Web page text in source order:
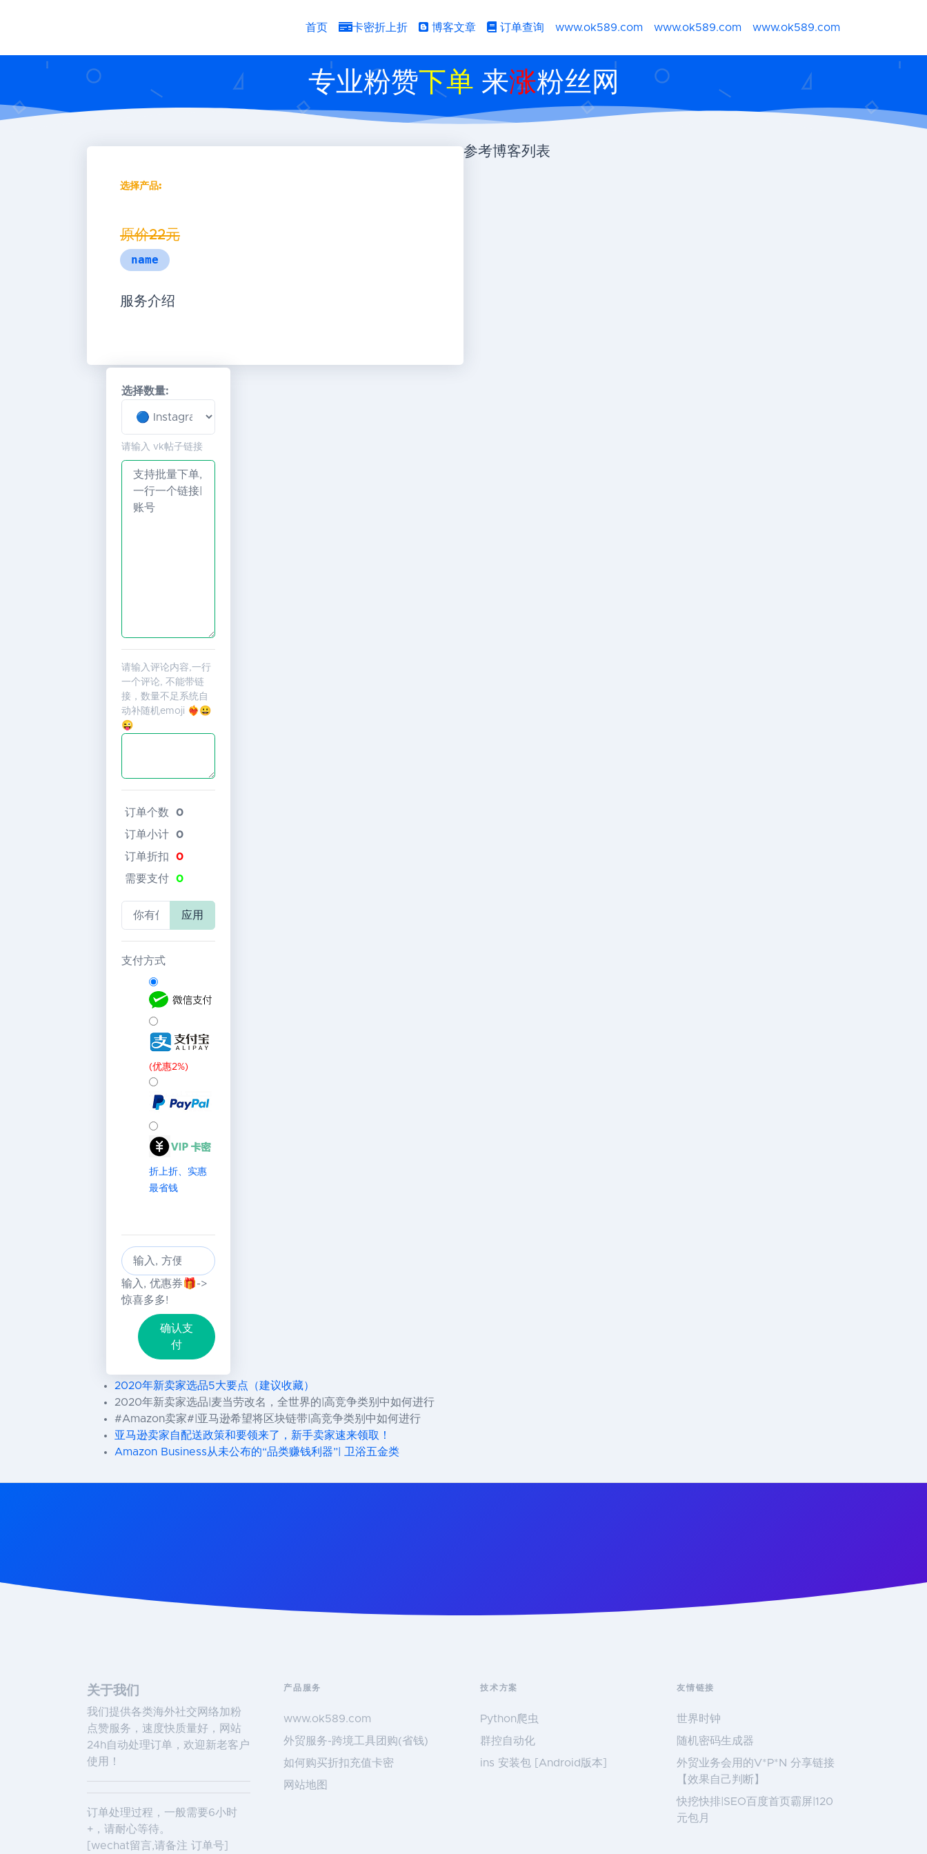
首页 卡密折上折 博客文章 订单查询 www.ok589.com www.ok589.com www.ok589.com
专业粉赞 下单 来涨粉丝网
选择产品:
原价22元
name
服务介绍
选择数量:
请输入 vk帖子链接
请输入评论内容,一行
一个评论, 不能带链
接，数量不足系统自
动补随机emoji ❤️‍🔥😀
😜
订单个数
0
订单小计
0
订单折扣
0
需要支付
0
应用
支付方式
(优惠2%)
折上折、实惠
最省钱
输入, 优惠券🎁->
惊喜多多!
确认支
付
参考博客列表
2020年新卖家选品5大要点（建议收藏）
2020年新卖家选品|麦当劳改名，全世界的|高竞争类别中如何进行
#Amazon卖家#|亚马逊希望将区块链带|高竞争类别中如何进行
亚马逊卖家自配送政策和要领来了，新手卖家速来领取！
Amazon Business从未公布的“品类赚钱利器”| 卫浴五金类
关于我们
我们提供各类海外社交网络加粉
点赞服务，速度快质量好，网站
24h自动处理订单，欢迎新老客户
使用！
订单处理过程，一般需要6小时
+，请耐心等待。
[wechat留言,请备注 订单号]
产品服务
www.ok589.com
外贸服务-跨境工具团购(省钱)
如何购买折扣充值卡密
网站地图
技术方案
Python爬虫
群控自动化
ins 安装包 [Android版本]
友情链接
世界时钟
随机密码生成器
外贸业务会用的V*P*N 分享链接
【效果自己判断】
快挖快排|SEO百度首页霸屏|120
元包月